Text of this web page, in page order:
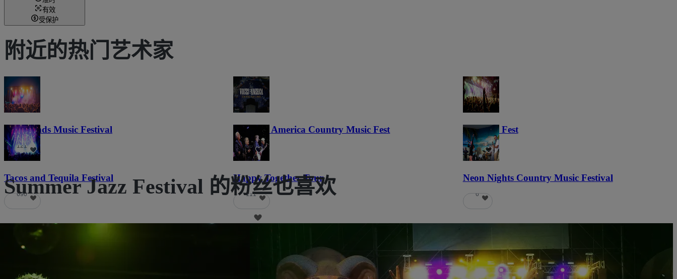
有效
受保护
附近的热门艺术家
Lost Lands Music Festival
121
Voices of America Country Music Fest
36
Haunted Fest
58
Tacos and Tequila Festival
690
Happy Together Tour
111
Neon Nights Country Music Festival
6
Summer Jazz Festival 的粉丝也喜欢